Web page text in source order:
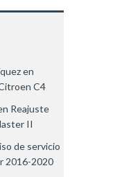
en
C4
Reajuste
II
de servicio
2016-2020